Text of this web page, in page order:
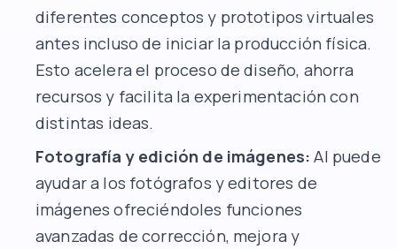
diferentes conceptos y prototipos virtuales
antes incluso de iniciar la producción física.
Esto acelera el proceso de diseño, ahorra
recursos y facilita la experimentación con
distintas ideas.
Fotografía y edición de imágenes:AI puede
ayudar a los fotógrafos y editores de
imágenes ofreciéndoles funciones
avanzadas de corrección, mejora y